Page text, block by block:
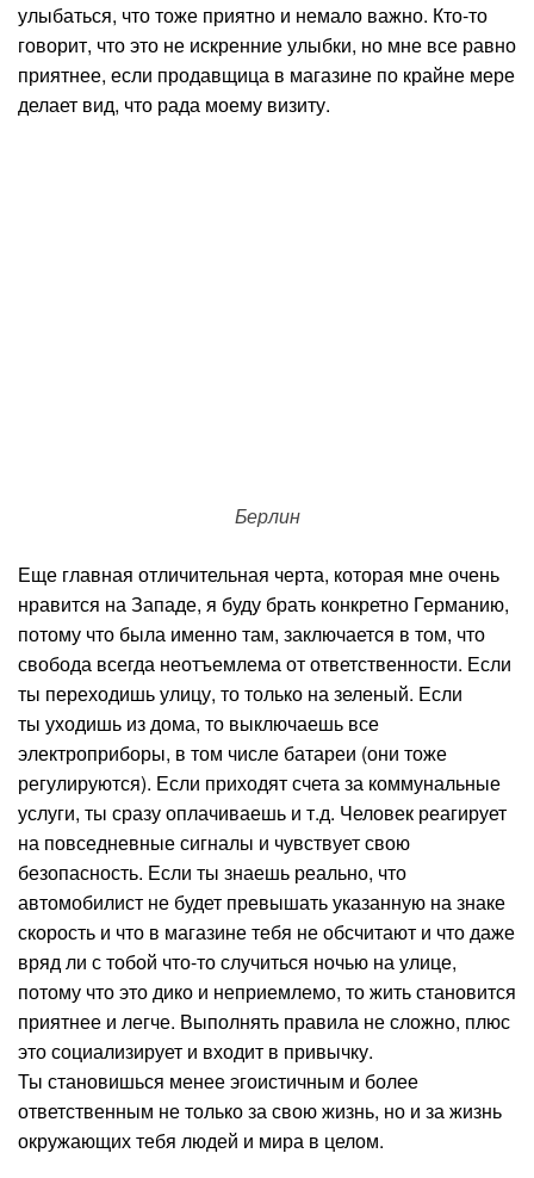
улыбаться, что тоже приятно и немало важно. Кто-то
говорит, что это не искренние улыбки, но мне все равно
приятнее, если продавщица в магазине по крайне мере
делает вид, что рада моему визиту.
Берлин
Еще главная отличительная черта, которая мне очень
нравится на Западе, я буду брать конкретно Германию,
потому что была именно там, заключается в том, что
свобода всегда неотъемлема от ответственности. Если
ты переходишь улицу, то только на зеленый. Если
ты уходишь из дома, то выключаешь все
электроприборы, в том числе батареи (они тоже
регулируются). Если приходят счета за коммунальные
услуги, ты сразу оплачиваешь и т.д. Человек реагирует
на повседневные сигналы и чувствует свою
безопасность. Если ты знаешь реально, что
автомобилист не будет превышать указанную на знаке
скорость и что в магазине тебя не обсчитают и что даже
вряд ли с тобой что-то случиться ночью на улице,
потому что это дико и неприемлемо, то жить становится
приятнее и легче. Выполнять правила не сложно, плюс
это социализирует и входит в привычку.
Ты становишься менее эгоистичным и более
ответственным не только за свою жизнь, но и за жизнь
окружающих тебя людей и мира в целом.